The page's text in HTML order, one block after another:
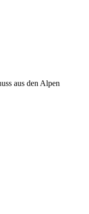
aus den Alpen